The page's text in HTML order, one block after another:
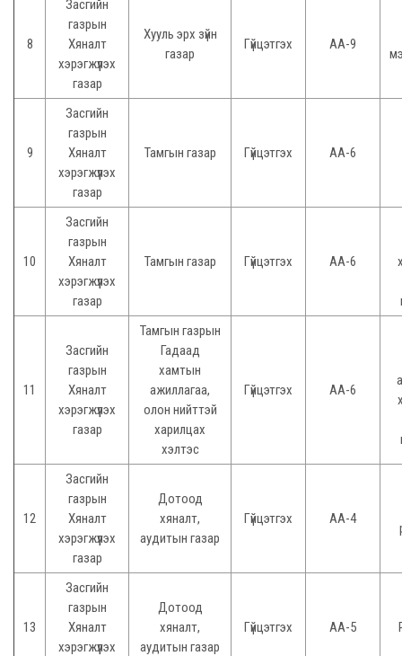
8
Засгийн
газрын
Хяналт
хэрэгжүүлэх
газар
Хууль эрх зүйн
газар
Гүйцэтгэх АА-9
9
Засгийн
газрын
Хяналт
хэрэгжүүлэх
газар
Тамгын газар Гүйцэтгэх АА-6
10
Засгийн
газрын
Хяналт
хэрэгжүүлэх
газар
Тамгын газар Гүйцэтгэх АА-6
11
Засгийн
газрын
Хяналт
хэрэгжүүлэх
газар
Тамгын газрын
Гадаад
хамтын
ажиллагаа,
олон нийттэй
харилцах
хэлтэс
Гүйцэтгэх АА-6
12
Засгийн
газрын
Хяналт
хэрэгжүүлэх
газар
Дотоод
хяналт,
аудитын газар
Гүйцэтгэх АА-4
13
Засгийн
газрын
Хяналт
хэрэгжүүлэх
Дотоод
хяналт,
аудитын газар
Гүйцэтгэх АА-5